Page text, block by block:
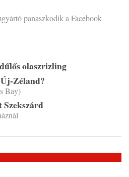
panaszkodik a Facebook
olaszrizling
Zéland?
Bay)